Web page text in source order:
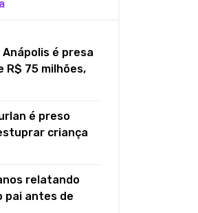
é presa
R$ 75 milhões,
é preso
criança
relatando
pai antes de